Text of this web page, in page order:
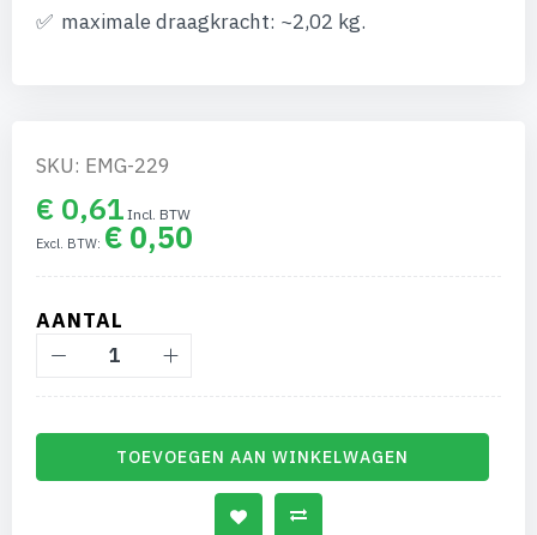
maximale draagkracht: ~2,02 kg.
SKU: EMG-229
€ 0,61
€ 0,50
AANTAL
TOEVOEGEN AAN WINKELWAGEN